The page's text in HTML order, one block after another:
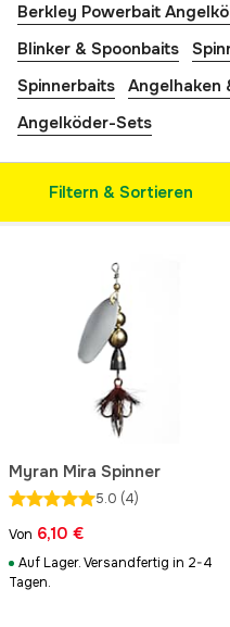
Berkley Powerbait
Blinker & Spoonbaits
Spinnerbaits Angelhaken
Angelköder-Sets
Filtern & Sortieren
Myran Mira Spinner
5.0 (4)
Von 6,10 €
Auf Lager. Versandfertig in 2-4
Tagen.